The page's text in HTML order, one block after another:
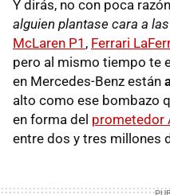
Y dirás, no con poca
alguien plantase cara a
McLaren P1 , Ferrari
pero al mismo tiempo te
en Mercedes-Benz están
alto como ese bombazo
en forma del prometedor
entre dos y tres millones